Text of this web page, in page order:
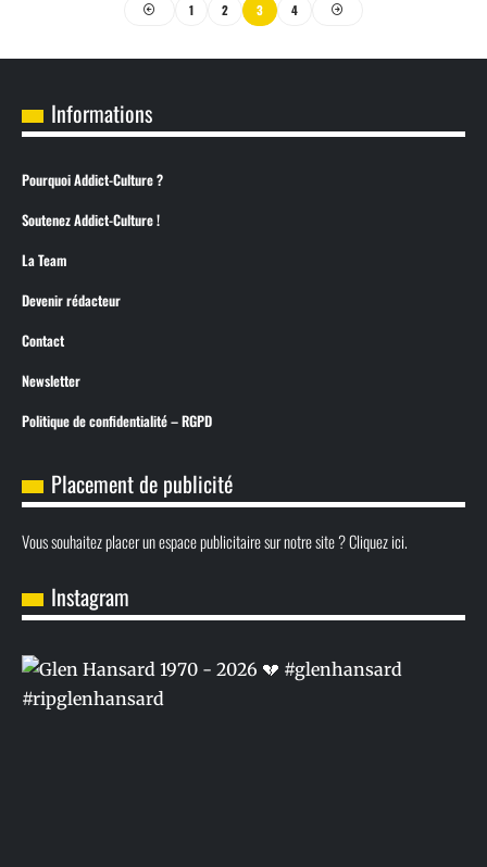
1 2 3 4
Informations
Pourquoi Addict-Culture ?
Soutenez Addict-Culture !
La Team
Devenir rédacteur
Contact
Newsletter
Politique de confidentialité – RGPD
Placement de publicité
Vous souhaitez placer un espace publicitaire sur notre site ? Cliquez ici.
Instagram